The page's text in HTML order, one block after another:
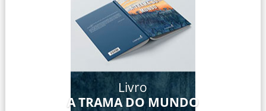
Livro
A TRAMA DO MUNDO